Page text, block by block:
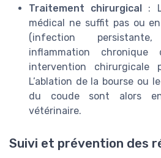
Traitement chirurgical :
médical ne suffit pas ou
(infection
inflammation
intervention chirurgicale
L’ablation de la bourse ou
du coude sont alors
vétérinaire.
Suivi et prévention des